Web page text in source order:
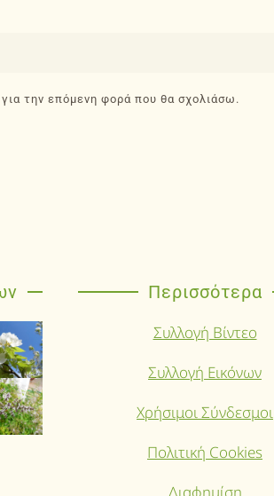
την επόμενη φορά που θα σχολιάσω.
Περισσότερα
Συλλογή Βίντεο
Συλλογή Εικόνων
Χρήσιμοι Σύνδεσμοι
Πολιτική Cookies